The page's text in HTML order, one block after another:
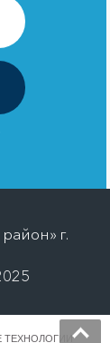
г.
ТЕХНОЛОГИИ